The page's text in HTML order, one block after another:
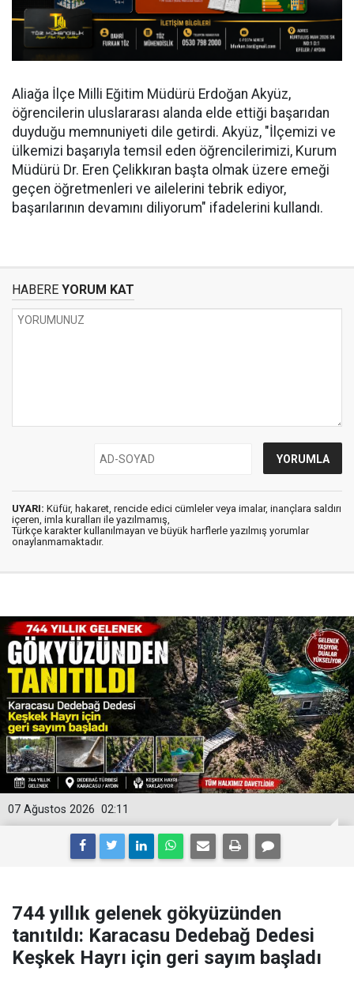
Aliağa İlçe Milli Eğitim Müdürü Erdoğan Akyüz,
öğrencilerin uluslararası alanda elde ettiği başarıdan
duyduğu memnuniyeti dile getirdi. Akyüz, "İlçemizi ve
ülkemizi başarıyla temsil eden öğrencilerimizi, Kurum
Müdürü Dr. Eren Çelikkıran başta olmak üzere emeği
geçen öğretmenleri ve ailelerini tebrik ediyor,
başarılarının devamını diliyorum" ifadelerini kullandı.
HABERE YORUM KAT
UYARI: Küfür, hakaret, rencide edici cümleler veya imalar, inançlara saldırı
içeren, imla kuralları ile yazılmamış,
Türkçe karakter kullanılmayan ve büyük harflerle yazılmış yorumlar
onaylanmamaktadır.
02:11
07 Ağustos 2026
744 yıllık gelenek gökyüzünden
tanıtıldı: Karacasu Dedebağ Dedesi
Keşkek Hayrı için geri sayım başladı